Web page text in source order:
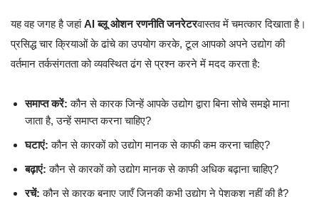
यह वह जगह है जहांAI ब्लू ओशन रणनीति जनरेटरवास्तव में चमत्कार दिखाता है।
प्रसिद्ध चार क्रियाओं के ढांचे का उपयोग करके, टूल आपको अपने उद्योग की
वर्तमान तर्कसंगतता को व्यवस्थित ढंग से प्रश्न करने में मदद करता है:
समाप्त करें: कौन से कारक जिन्हें आपके उद्योग द्वारा बिना सोचे समझे माना
जाता है, उन्हें समाप्त करना चाहिए?
घटाएं: कौन से कारकों को उद्योग मानक से काफी कम करना चाहिए?
बढ़ाएं: कौन से कारकों को उद्योग मानक से काफी अधिक बढ़ाना चाहिए?
रचें: कौन से कारक बनाए जाएँ जिनकी कभी उद्योग ने पेशकश नहीं की है?